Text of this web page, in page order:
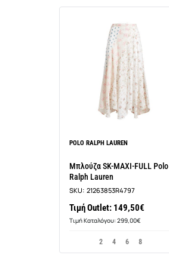
POLO RALPH LAUREN
Μπλούζα SK-MAXI-FULL Polo
Ralph Lauren
SKU: 21263853R4797
Τιμή Outlet: 149,50€
Τιμή Καταλόγου: 299,00€
2 4 6 8